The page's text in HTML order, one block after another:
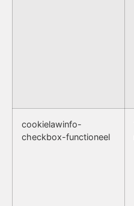
cookielawinfo-
checkbox-functioneel